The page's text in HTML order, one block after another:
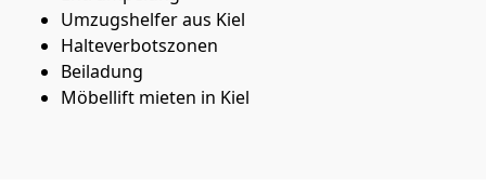
Umzugshelfer aus Kiel
Halteverbotszonen
Beiladung
Möbellift mieten in Kiel